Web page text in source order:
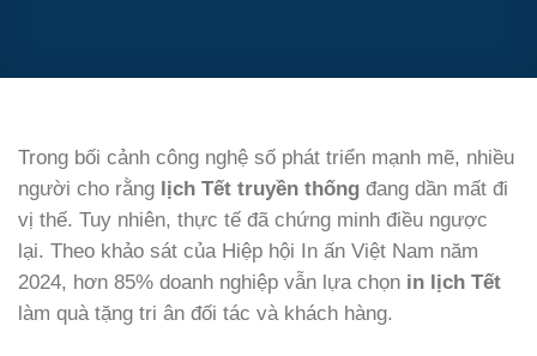
Trong bối cảnh công nghệ số phát triển mạnh mẽ, nhiều
người cho rằng lịch Tết truyền thống đang dần mất đi
vị thế. Tuy nhiên, thực tế đã chứng minh điều ngược
lại. Theo khảo sát của Hiệp hội In ấn Việt Nam năm
2024, hơn 85% doanh nghiệp vẫn lựa chọn in lịch Tết
làm quà tặng tri ân đối tác và khách hàng.